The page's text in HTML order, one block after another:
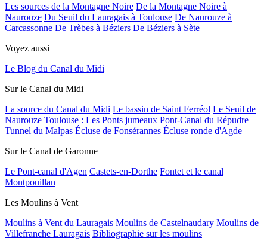
Les sources de la Montagne Noire De la Montagne Noire à
Naurouze Du Seuil du Lauragais à Toulouse De Naurouze à
Carcassonne De Trèbes à Béziers De Béziers à Sète
Voyez aussi
Le Blog du Canal du Midi
Sur le Canal du Midi
La source du Canal du Midi Le bassin de Saint Ferréol Le Seuil de
Naurouze Toulouse : Les Ponts jumeaux Pont-Canal du Répudre
Tunnel du Malpas Écluse de Fonsérannes Écluse ronde d'Agde
Sur le Canal de Garonne
Le Pont-canal d'Agen Castets-en-Dorthe Fontet et le canal
Montpouillan
Les Moulins à Vent
Moulins à Vent du Lauragais Moulins de Castelnaudary Moulins de
Villefranche Lauragais Bibliographie sur les moulins